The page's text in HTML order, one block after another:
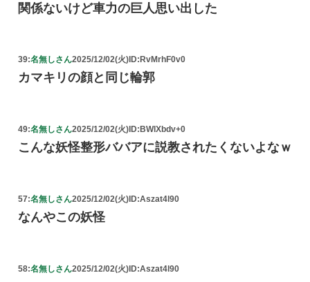
関係ないけど車力の巨人思い出した
39:名無しさん2025/12/02(火) ID:RvMrhF0v0
カマキリの顔と同じ輪郭
49:名無しさん2025/12/02(火) ID:BWlXbdv+0
こんな妖怪整形ババアに説教されたくないよなｗ
57:名無しさん2025/12/02(火)ID:Aszat4l90
なんやこの妖怪
58:名無しさん2025/12/02(火)ID:Aszat4l90